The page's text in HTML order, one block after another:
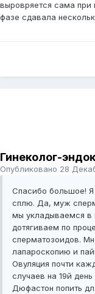
выровряется сама при
фазе сдавала
Гинеколог-
Опубликовано 28
Спасибо большое!
сплю. Да, муж
мы укладываемся в
дотягиваем по
сперматозоидов.
лапароскопию и
Овуляция почти
случаев на 19й
Дюфастон попить